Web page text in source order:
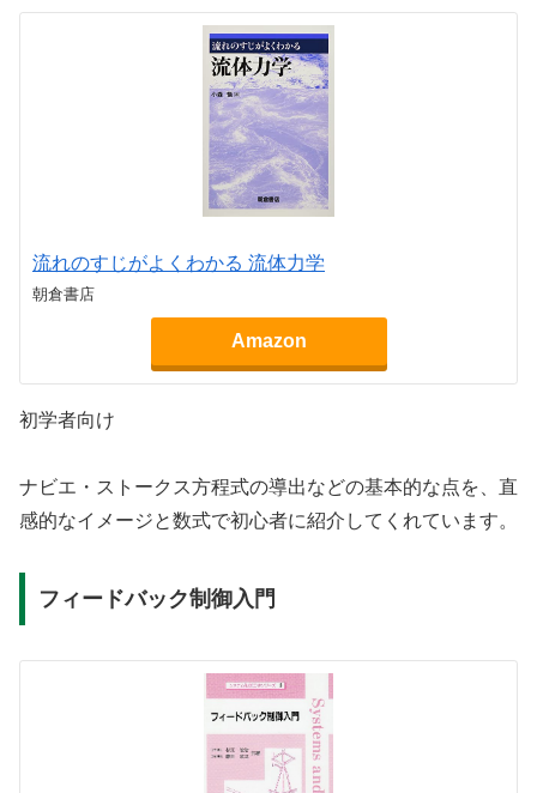
流れのすじがよくわかる 流体力学
朝倉書店
Amazon
初学者向け
ナビエ・ストークス方程式の導出などの基本的な点を、直
感的なイメージと数式で初心者に紹介してくれています。
フィードバック制御入門